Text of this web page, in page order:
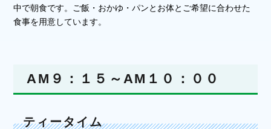
中で朝食です。ご飯・おかゆ・パンとお体とご希望に合わせた
食事を用意しています。
AM９：１５～AM１０：００
ティータイム